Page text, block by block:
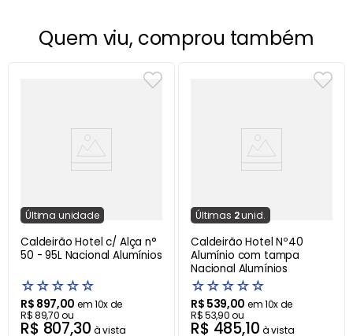
Quem viu, comprou também
Última unidade
Caldeirão Hotel c/ Alça n°
50 - 95L Nacional Alumínios
☆☆☆☆☆
R$ 897,00 em10x de
R$89,70ou
R$ 807,30 à vista
Últimas 2unid.
Caldeirão Hotel Nº40
Alumínio com tampa
Nacional Alumínios
☆☆☆☆☆
R$ 539,00 em10x de
R$53,90ou
R$ 485,10 à vista